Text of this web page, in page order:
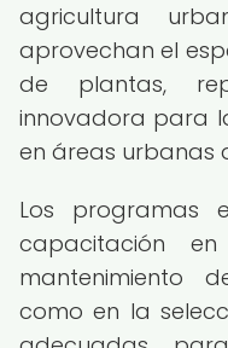
agricultura
aprovechan el
de plantas,
innovadora para
en áreas urbanas
Los programas
capacitación
mantenimiento
como en la